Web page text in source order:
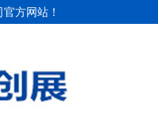
方网站！